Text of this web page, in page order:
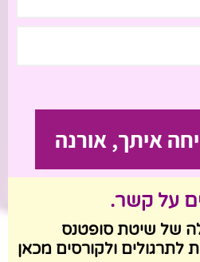
על קשר.
של שיטת סופטנס
לתרגולים ולקורסים מכאן